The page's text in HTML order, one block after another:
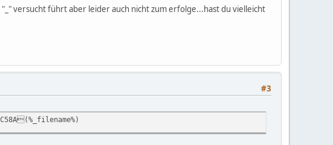
versucht führt aber leider auch nicht zum erfolge...hast du vielleicht
#3